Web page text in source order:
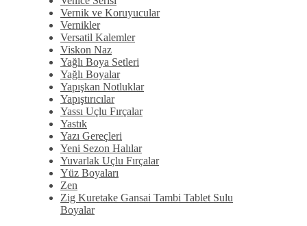
Vernik ve Koruyucular
Vernikler
Versatil Kalemler
Viskon Naz
Yağlı Boya Setleri
Yağlı Boyalar
Yapışkan Notluklar
Yapıştırıcılar
Yassı Uçlu Fırçalar
Yastık
Yazı Gereçleri
Yeni Sezon Halılar
Yuvarlak Uçlu Fırçalar
Yüz Boyaları
Zen
​Zig Kuretake Gansai Tambi Tablet Sulu
Boyalar